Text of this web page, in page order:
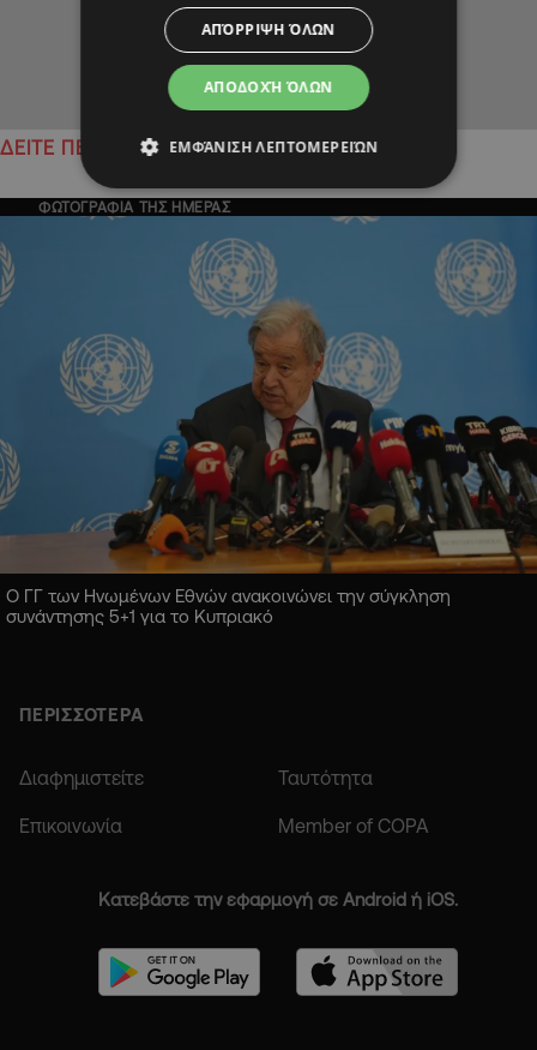
ΔΕΙΤΕ ΠΕΡΙΣΣΟΤΕΡΑ
ΦΩΤΟΓΡΑΦΙΑ ΤΗΣ ΗΜΕΡΑΣ
Ο ΓΓ των Ηνωμένων Εθνών ανακοινώνει την σύγκληση
συνάντησης 5+1 για το Κυπριακό
ΠΕΡΙΣΣΟΤΕΡΑ
Διαφημιστείτε Ταυτότητα
Επικοινωνία Member of COPA
Κατεβάστε την εφαρμογή σε Android ή iOS.
ΑΠΟΔΟΧΉ ΌΛΩΝ
ΑΠΌΡΡΙΨΗ ΌΛΩΝ
ΕΜΦΆΝΙΣΗ ΛΕΠΤΟΜΕΡΕΙΏΝ